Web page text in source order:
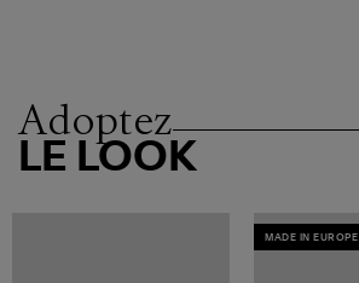
Adoptez
LE LOOK
MADE IN EUROPE